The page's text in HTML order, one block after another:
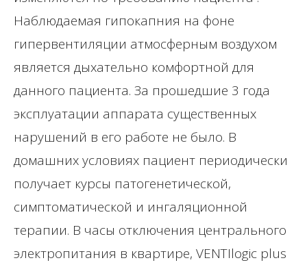
Наблюдаемая гипокапния на фоне
гипервентиляции атмосферным воздухом
является дыхательно комфортной для
данного пациента. За прошедшие 3 года
эксплуатации аппарата существенных
нарушений в его работе не было. В
домашних условиях пациент периодически
получает курсы патогенетической,
симптоматической и ингаляционной
терапии. В часы отключения центрального
электропитания в квартире, VENTIlogic plus